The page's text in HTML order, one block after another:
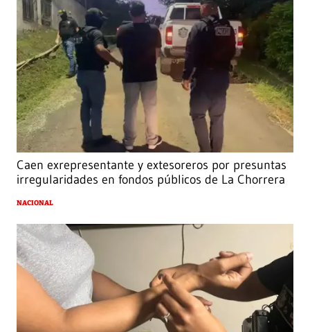
Caen exrepresentante y extesoreros por presuntas
irregularidades en fondos públicos de La Chorrera
NACIONAL